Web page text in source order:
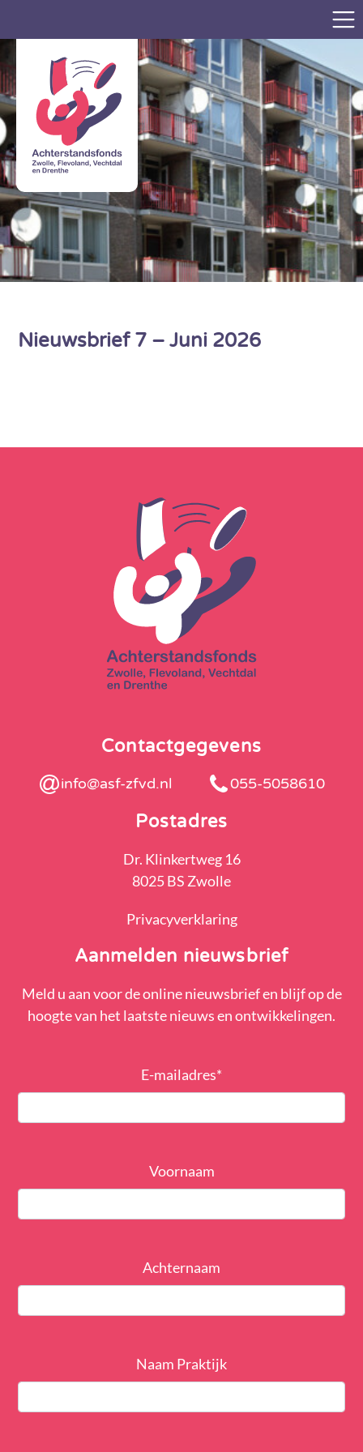
Nieuwsbrief 7 – Juni 2026
Contactgegevens
info@asf-zfvd.nl 055-5058610
Postadres
Dr. Klinkertweg 16
8025 BS Zwolle
Privacyverklaring
Aanmelden nieuwsbrief
Meld u aan voor de online nieuwsbrief en blijf op de
hoogte van het laatste nieuws en ontwikkelingen.
E-mailadres*
Voornaam
Achternaam
Naam Praktijk